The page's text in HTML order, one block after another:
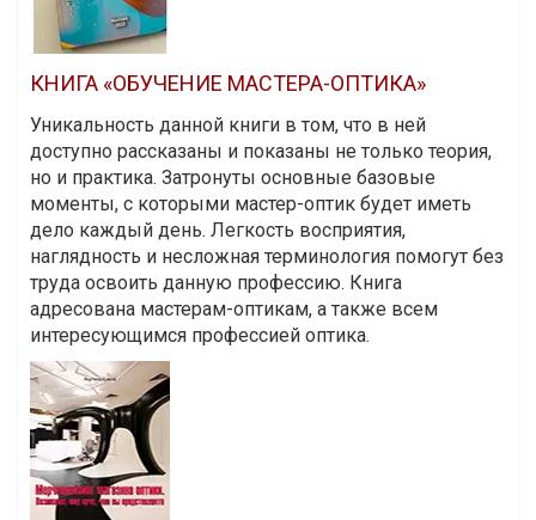
КНИГА «ОБУЧЕНИЕ МАСТЕРА-ОПТИКА»
Уникальность данной книги в том, что в ней
доступно рассказаны и показаны не только теория,
но и практика. Затронуты основные базовые
моменты, с которыми мастер-оптик будет иметь
дело каждый день. Легкость восприятия,
наглядность и несложная терминология помогут без
труда освоить данную профессию. Книга
адресована мастерам-оптикам, а также всем
интересующимся профессией оптика.